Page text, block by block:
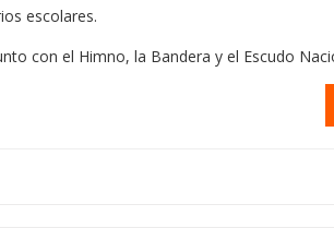
escolares.
con el Himno, la Bandera y el Escudo